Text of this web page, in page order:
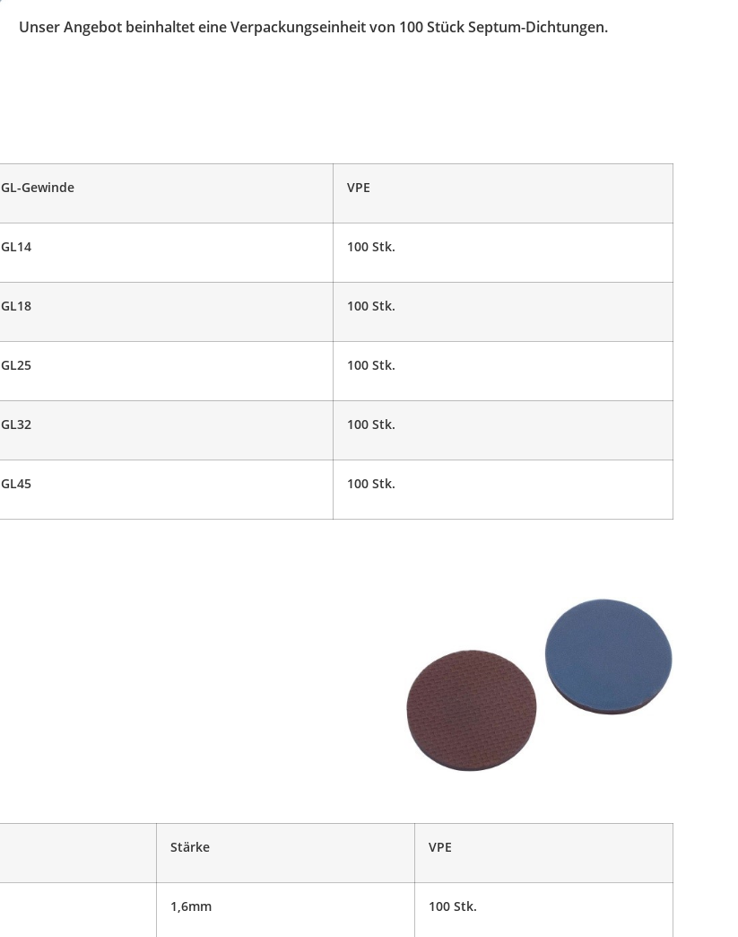
Unser Angebot beinhaltet eine Verpackungseinheit von 100 Stück Septum-Dichtungen.
GL-Gewinde VPE
GL14 100 Stk.
GL18 100 Stk.
GL25 100 Stk.
GL32 100 Stk.
GL45 100 Stk.
Stärke VPE
1,6mm 100 Stk.